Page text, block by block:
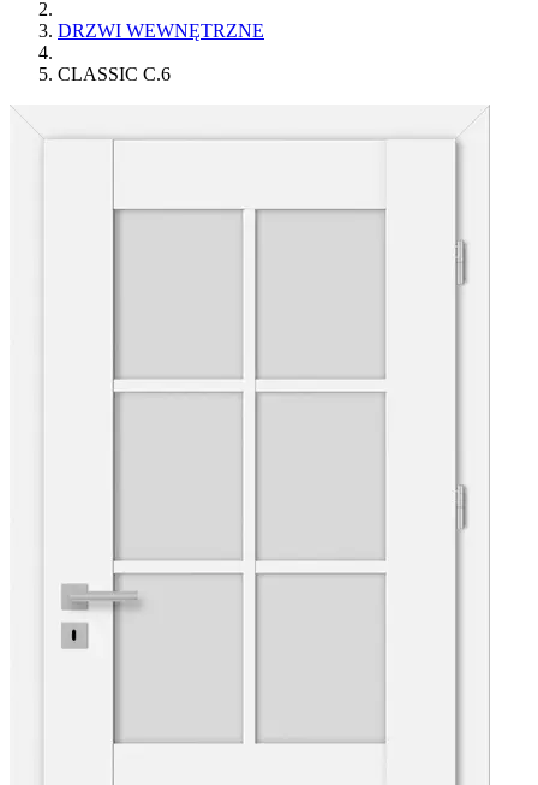
DRZWI WEWNĘTRZNE
CLASSIC C.6